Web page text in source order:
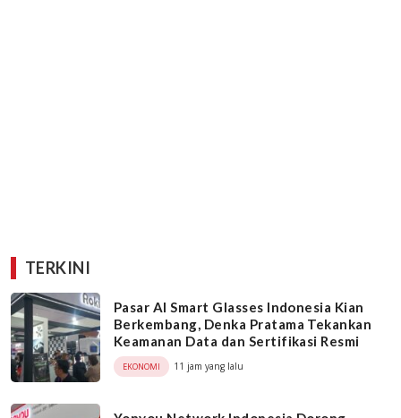
TERKINI
Pasar AI Smart Glasses Indonesia Kian
Berkembang, Denka Pratama Tekankan
Keamanan Data dan Sertifikasi Resmi
EKONOMI 11 jam yang lalu